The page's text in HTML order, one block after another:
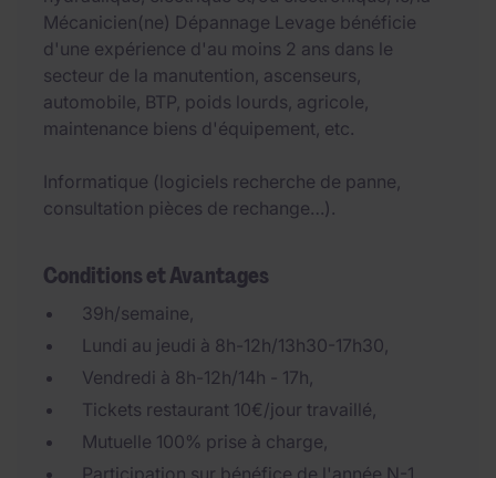
Mécanicien(ne) Dépannage Levage bénéficie
d'une expérience d'au moins 2 ans dans le
secteur de la manutention, ascenseurs,
automobile, BTP, poids lourds, agricole,
maintenance biens d'équipement, etc.
Informatique (logiciels recherche de panne,
consultation pièces de rechange…).
Conditions et Avantages
39h/semaine,
Lundi au jeudi à 8h-12h/13h30-17h30,
Vendredi à 8h-12h/14h - 17h,
Tickets restaurant 10€/jour travaillé,
Mutuelle 100% prise à charge,
Participation sur bénéfice de l'année N-1.